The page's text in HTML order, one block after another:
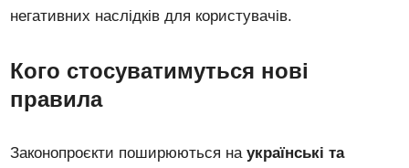
негативних наслідків для користувачів.
Кого стосуватимуться нові
правила
Законопроєкти поширюються наукраїнські та